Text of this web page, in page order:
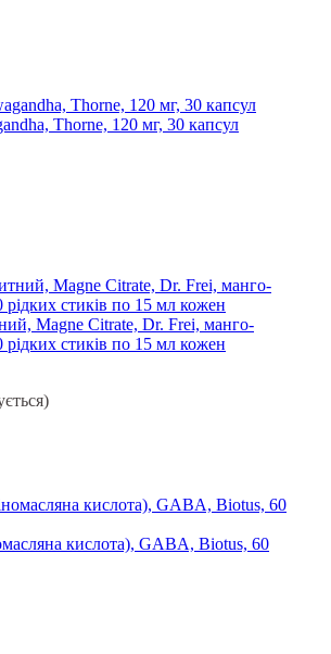
Thorne, 120 мг, 30 капсул
Magne Citrate, Dr. Frei, манго-
рідких стиків по 15 мл кожен
кислота), GABA, Biotus, 60